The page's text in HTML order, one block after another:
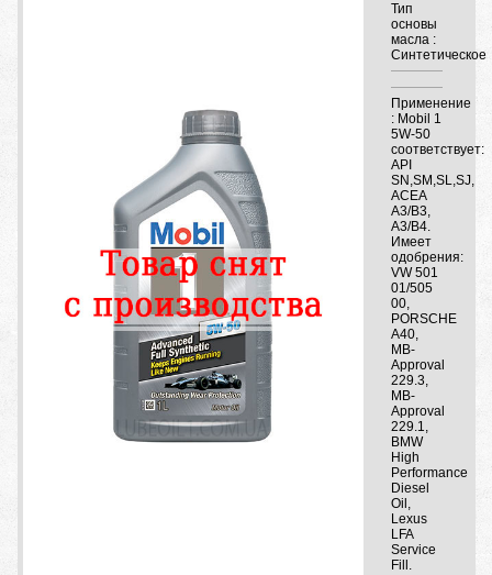
Тип
основы
масла :
Синтетическое
Применение
: Mobil 1
5W-50
соответствует:
API
SN,SM,SL,SJ,
ACEA
A3/B3,
A3/B4.
Имеет
одобрения:
VW 501
01/505
00,
PORSCHE
A40,
MB-
Approval
229.3,
MB-
Approval
229.1,
BMW
High
Performance
Diesel
Oil,
Lexus
LFA
Service
Fill.